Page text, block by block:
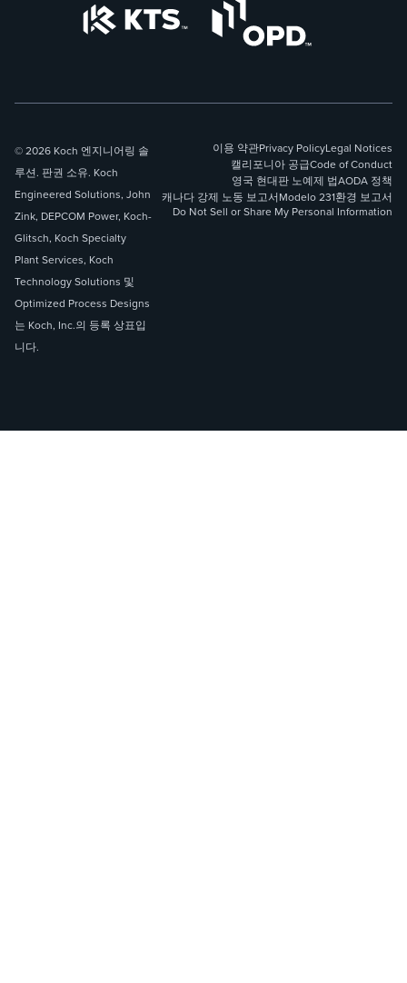
© 2026 Koch 엔지니어링 솔
루션. 판권 소유. Koch
Engineered Solutions, John
Zink, DEPCOM Power, Koch-
Glitsch, Koch Specialty
Plant Services, Koch
Technology Solutions 및
Optimized Process Designs
는 Koch, Inc.의 등록 상표입
니다.
이용 약관Privacy PolicyLegal Notices
캘리포니아 공급Code of Conduct
영국 현대판 노예제 법AODA 정책
캐나다 강제 노동 보고서Modelo 231환경 보고서
Do Not Sell or Share My Personal Information